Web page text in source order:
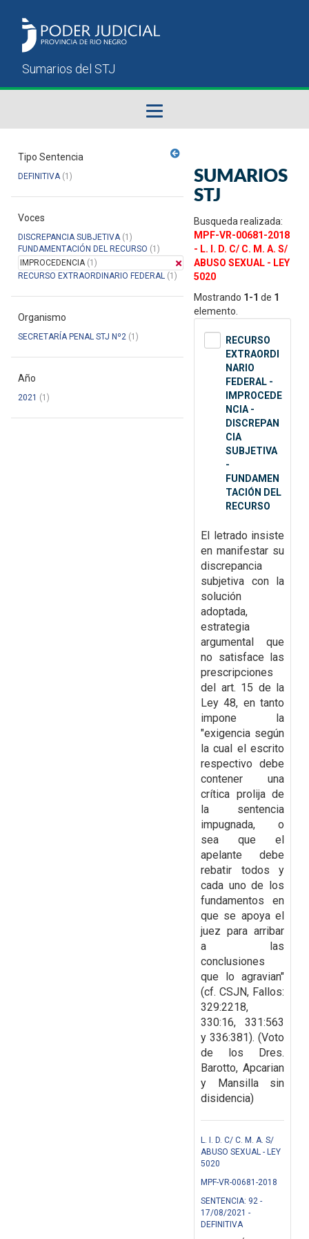
Sumarios del STJ
Manual del Usuario
Tipo Sentencia
DEFINITIVA(1)
Voces
DISCREPANCIA SUBJETIVA(1)
FUNDAMENTACIÓN DEL RECURSO (1)
IMPROCEDENCIA(1)
RECURSO EXTRAORDINARIO FEDERAL (1)
Organismo
SECRETARÍA PENAL STJ Nº2 (1)
Año
2021 (1)
SUMARIOS
STJ
Busqueda realizada:
MPF-VR-00681-2018
- L. I. D. C/ C. M. A. S/
ABUSO SEXUAL - LEY
5020
Mostrando 1-1 de 1
elemento.
RECURSO
EXTRAORDI
NARIO
FEDERAL -
IMPROCEDE
NCIA -
DISCREPAN
CIA
SUBJETIVA
-
FUNDAMEN
TACIÓN DEL
RECURSO
El letrado insiste
en manifestar su
discrepancia
subjetiva con la
solución
adoptada,
estrategia
argumental que
no satisface las
prescripciones
del art. 15 de la
Ley 48, en tanto
impone la
"exigencia según
la cual el escrito
respectivo debe
contener una
crítica prolija de
la sentencia
impugnada, o
sea que el
apelante debe
rebatir todos y
cada uno de los
fundamentos en
que se apoya el
juez para arribar
a las
conclusiones
que lo agravian"
(cf. CSJN, Fallos:
329:2218,
330:16, 331:563
y 336:381). (Voto
de los Dres.
Barotto, Apcarian
y Mansilla sin
disidencia)
L. I. D. C/ C. M. A. S/
ABUSO SEXUAL - LEY
5020
MPF-VR-00681-2018
SENTENCIA: 92 -
17/08/2021 -
DEFINITIVA